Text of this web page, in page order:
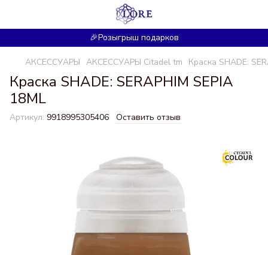
🎉Розыгрыш подарков
АКСЕССУАРЫ АКСЕССУАРЫ Citadel tm Краска SHADE:
Краска SHADE: SERAPHIM SEPIA
18ML
Артикул: 9918995305406 Оставить отзыв